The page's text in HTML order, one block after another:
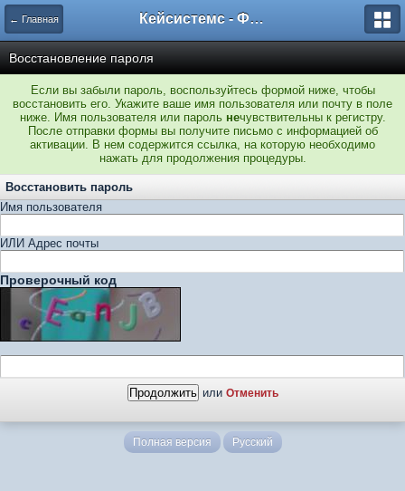
← Главная Кейсистемс - Форумы
Восстановление пароля
Если вы забыли пароль, воспользуйтесь формой ниже, чтобы
восстановить его. Укажите ваше имя пользователя или почту в поле
ниже. Имя пользователя или пароль нечувствительны к регистру.
После отправки формы вы получите письмо с информацией об
активации. В нем содержится ссылка, на которую необходимо
нажать для продолжения процедуры.
Восстановить пароль
Имя пользователя
ИЛИ Адрес почты
Проверочный код
или Отменить
Полная версия Русский